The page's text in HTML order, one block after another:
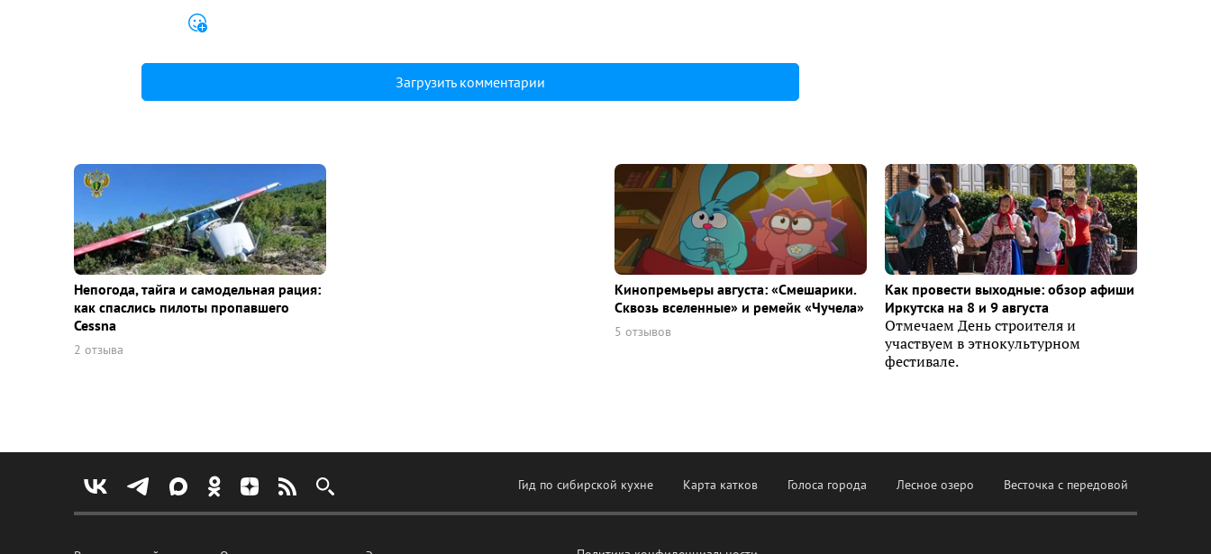
Загрузить комментарии
Непогода, тайга и самодельная рация:
как спаслись пилоты пропавшего
Cessna
2 отзыва
Кинопремьеры августа: «Смешарики.
Сквозь вселенные» и ремейк «Чучела»
5 отзывов
Как провести выходные: обзор афиши
Иркутска на 8 и 9 августа
Отмечаем День строителя и
участвуем в этнокультурном
фестивале.
Гид по сибирской кухне Карта катков Голоса города Лесное озеро Весточка с передовой